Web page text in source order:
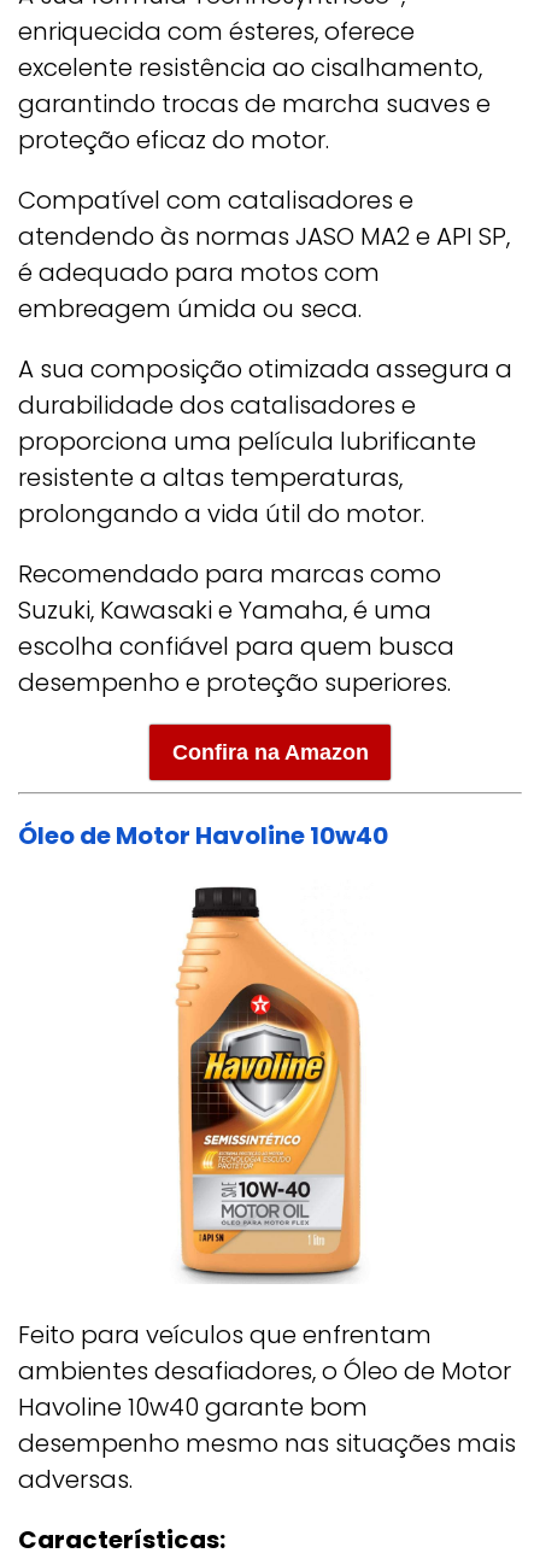
enriquecida com ésteres, oferece
excelente resistência ao cisalhamento,
garantindo trocas de marcha suaves e
proteção eficaz do motor.
Compatível com catalisadores e
atendendo às normas JASO MA2 e API SP,
é adequado para motos com
embreagem úmida ou seca.
A sua composição otimizada assegura a
durabilidade dos catalisadores e
proporciona uma película lubrificante
resistente a altas temperaturas,
prolongando a vida útil do motor.
Recomendado para marcas como
Suzuki, Kawasaki e Yamaha, é uma
escolha confiável para quem busca
desempenho e proteção superiores.
Confira na Amazon
Óleo de Motor Havoline 10w40
Feito para veículos que enfrentam
ambientes desafiadores, o Óleo de Motor
Havoline 10w40 garante bom
desempenho mesmo nas situações mais
adversas.
Características: